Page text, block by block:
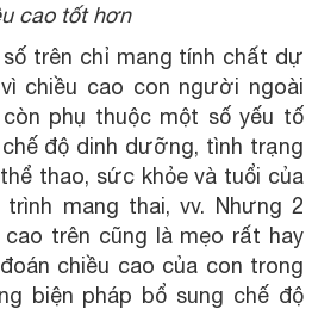
cao tốt hơn
trên chỉ mang tính chất dự
chiều cao con người ngoài
phụ thuộc một số yếu tố
độ dinh dưỡng, tình trạng
thao, sức khỏe và tuổi của
mang thai, vv. Nhưng 2
trên cũng là mẹo rất hay
chiều cao của con trong
biện pháp bổ sung chế độ